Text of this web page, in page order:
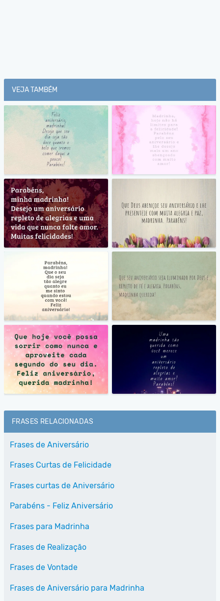
VEJA TAMBÉM
FRASES RELACIONADAS
Frases de Aniversário
Frases Curtas de Felicidade
Frases curtas de Aniversário
Parabéns - Feliz Aniversário
Frases para Madrinha
Frases de Realização
Frases de Vontade
Frases de Aniversário para Madrinha